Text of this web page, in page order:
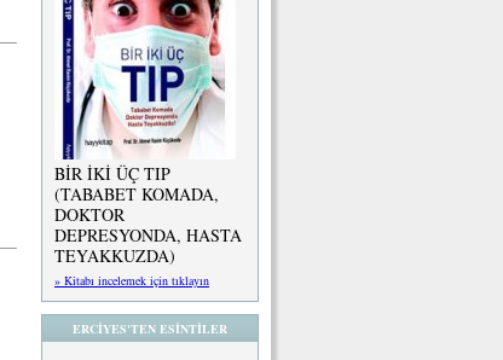
BİR İKİ ÜÇ TIP
(TABABET KOMADA,
DOKTOR
DEPRESYONDA, HASTA
TEYAKKUZDA)
» Kitabı incelemek için tıklayın
ERCİYES'TEN ESİNTİLER